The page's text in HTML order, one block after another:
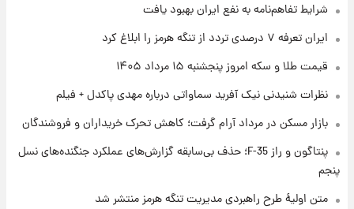
فال روزانه واقعی پنجشنبه ۱۵ مرداد ۱۴۰۵
ارزش سهام عدالت برای امروز چهارشنبه ۱۴ مرداد
آغاز طرح جدید فروش مشارکت در تولید سایپا؛
شرایط تفاهم‌نامه به نفع ایران بهبود یافت
ایران تعرفه ۷ درصدی تردد از تنگه هرمز را ابلاغ کرد
قیمت طلا و سکه امروز پنجشنبه ۱۵ مرداد ۱۴۰۵
نظرات شنیدنی نیک آفرید سماواتی درباره مهدی پاکدل + فیلم
بازار مسکن در مرداد آرام گرفت؛ کاهش تحرک خریداران و فروشندگان
پنتاگون و راز F-35؛ حذف بی‌سابقه گزارش‌های عملکرد جنگنده‌های نسل
پنجم
متن اولیۀ طرح راهبردی مدیریت تنگه هرمز منتشر شد